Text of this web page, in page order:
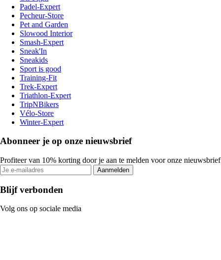
Padel-Expert
Pecheur-Store
Pet and Garden
Slowood Interior
Smash-Expert
Sneak'In
Sneakids
Sport is good
Training-Fit
Trek-Expert
Triathlon-Expert
TripNBikers
Vélo-Store
Winter-Expert
Abonneer je op onze nieuwsbrief
Profiteer van 10% korting door je aan te melden voor onze nieuwsbrief
Aanmelden
Blijf verbonden
Volg ons op sociale media